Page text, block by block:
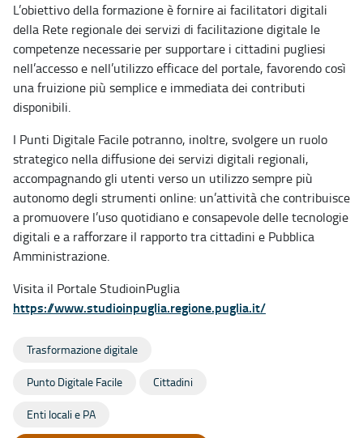
L’obiettivo della formazione è fornire ai facilitatori digitali
della Rete regionale dei servizi di facilitazione digitale le
competenze necessarie per supportare i cittadini pugliesi
nell’accesso e nell’utilizzo efficace del portale, favorendo così
una fruizione più semplice e immediata dei contributi
disponibili.
I Punti Digitale Facile potranno, inoltre, svolgere un ruolo
strategico nella diffusione dei servizi digitali regionali,
accompagnando gli utenti verso un utilizzo sempre più
autonomo degli strumenti online: un’attività che contribuisce
a promuovere l’uso quotidiano e consapevole delle tecnologie
digitali e a rafforzare il rapporto tra cittadini e Pubblica
Amministrazione.
Visita il Portale StudioinPuglia
https://www.studioinpuglia.regione.puglia.it/
Trasformazione digitale
Punto Digitale Facile Cittadini
Enti locali e PA